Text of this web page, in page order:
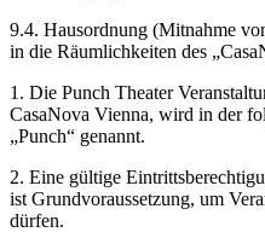
9.4. Hausordnung (Mitnahme
in die Räumlichkeiten des
1. Die Punch Theater
CasaNova Vienna, wird in der
„Punch“ genannt.
2. Eine gültige
ist Grundvoraussetzung, um
dürfen.